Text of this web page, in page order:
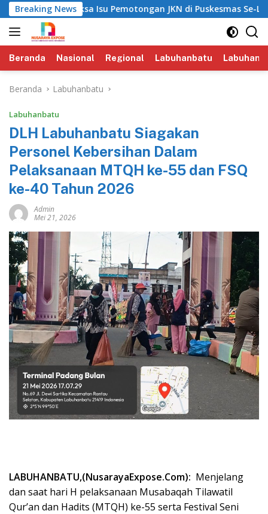
Langsung
ke
konten
Breaking News
Periksa Isu Pemotongan JKN di Puskesmas Se-
Beranda Nasional Regional Labuhanbatu
Beranda Labuhanbatu
Labuhanbatu
‎DLH Labuhanbatu Siagakan
Personel Kebersihan Dalam
Pelaksanaan MTQH ke-55 dan FSQ
ke-40 Tahun 2026
Admin
Mei 21, 2026
‎LABUHANBATU,(NusarayaExpose.Com): Menjelang
dan saat hari H pelaksanaan Musabaqah Tilawatil
Qur’an dan Hadits (MTQH) ke-55 serta Festival Seni